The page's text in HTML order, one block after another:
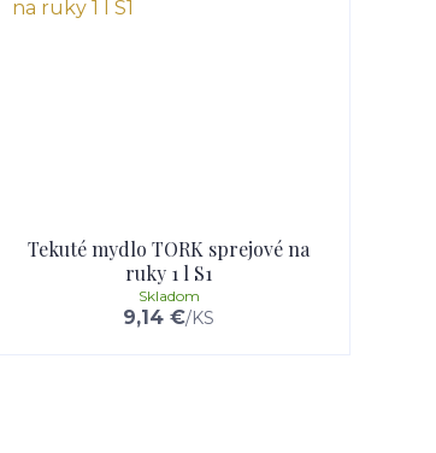
Tekuté mydlo TORK sprejové na
ruky 1 l S1
9,14 €/KS
Skladom